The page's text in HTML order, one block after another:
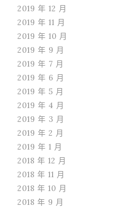
2019 年 12 月
2019 年 11 月
2019 年 10 月
2019 年 9 月
2019 年 7 月
2019 年 6 月
2019 年 5 月
2019 年 4 月
2019 年 3 月
2019 年 2 月
2019 年 1 月
2018 年 12 月
2018 年 11 月
2018 年 10 月
2018 年 9 月